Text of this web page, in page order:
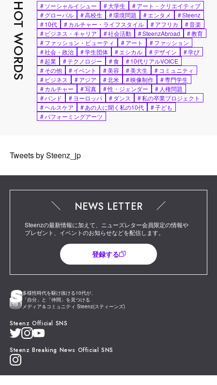
HOT WORDS #ソーシャルイシュー #大学生 #アート・クリエイティブ
#グローバル #高校生 #環境問題 #エンタメ #Steenz
#10代 #カルチャー・ライフスタイル #アフリカ #音楽
# ビジネス・キャリア #社会活動 #SteenzAbroad #教育
#ファッション・ビューティ #アート #ファッション
#社会・政治 #学生団体 #エシカル #デザイン #学び
#起業 #テクノロジー #食 #10代リアルVOICE
#その他 #イベント #美容 #美大生 # コミュニティ
# ビジネス #アジア #北米 #映像制作 #専門学生
#カルチャー #写真 #性・ジェンダー # 人権問題
#バンド #ヨーロッパ #ダンス #私の卒業プロジェクト
#ヘルスケア #あの人に聞く私の10代 #子ども
#パフォーミングアーツ
Tweets by Steenz_jp
多様性時代を駆け抜ける10代が、
「自分」と「仲間」を見つける
メディア＆コミュニティ Steenz(スティーンズ)
Steenz Official SNS
Steenz Breaking News Official SNS
NEWS LETTER
Steenzの最新情報に加えて、ニューズレター会員限定の情報や
プレゼント、イベントのお知らせなどを配信します。
登録する